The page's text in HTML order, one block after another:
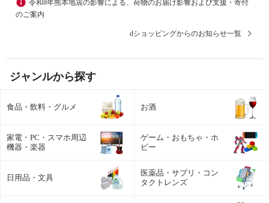
令和8年熊本地震の影響による、荷物のお届け影響および支援・寄付
のご案内
dショッピングからのお知らせ一覧
ジャンルから探す
食品・飲料・グルメ お酒
家電・PC・スマホ周辺
機器・楽器
ゲーム・おもちゃ・ホ
ビー
日用品・文具
医薬品・サプリ・コン
タクトレンズ